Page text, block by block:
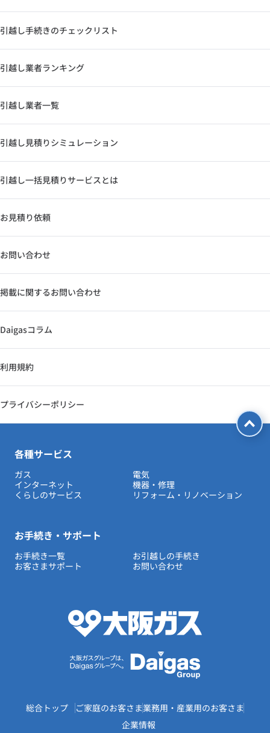
引越し手続きのチェックリスト
引越し業者ランキング
引越し業者一覧
引越し見積りシミュレーション
引越し一括見積りサービスとは
お見積り依頼
お問い合わせ
掲載に関するお問い合わせ
Daigasコラム
利用規約
プライバシーポリシー
各種サービス
ガス
電気
インターネット
機器・修理
くらしのサービス
リフォーム・リノベーション
お手続き・サポート
お手続き一覧
お引越しの手続き
お客さまサポート
お問い合わせ
総合トップ ご家庭のお客さま業務用・産業用のお客さま
企業情報